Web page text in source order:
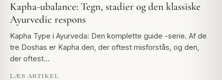
Kapha-ubalance: Tegn, stadier og den klassiske
Ayurvedic respons
Kapha Type i Ayurveda: Den komplette guide -serie. Af de
tre Doshas er Kapha den, der oftest misforstås, og den,
der oftest…
LÆS ARTIKEL